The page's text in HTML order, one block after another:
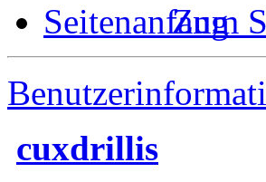
Zum
cuxdrillis